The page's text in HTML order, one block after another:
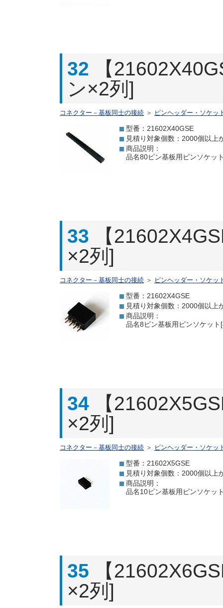
32
【
ン×2列]
コネクター－基板同士の接続 ＞ ピンヘッダー・ソケッ
型番：21602X40GSE
見積り対象個数：2000個以上
商品説明：
品名80ピン基板用ピンソケッ
33
【
×2列]
コネクター－基板同士の接続 ＞ ピンヘッダー・ソケッ
型番：21602X4GSE
見積り対象個数：2000個以上
商品説明：
品名8ピン基板用ピンソケッ
34
【
×2列]
コネクター－基板同士の接続 ＞ ピンヘッダー・ソケッ
型番：21602X5GSE
見積り対象個数：2000個以上
商品説明：
品名10ピン基板用ピンソケッ
35
【
×2列]